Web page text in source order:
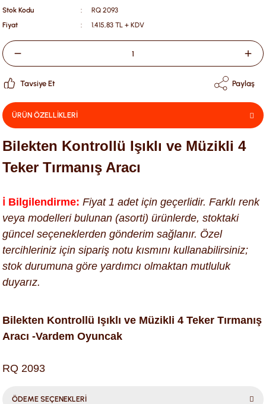
Stok Kodu
RQ 2093
Fiyat
1.415,83 TL + KDV
Tavsiye Et Paylaş
ÜRÜN ÖZELLİKLERİ
Bilekten Kontrollü Işıklı ve Müzikli 4
Teker Tırmanış Aracı
ℹ️ Bilgilendirme: Fiyat 1 adet için geçerlidir. Farklı renk
veya modelleri bulunan (asorti) ürünlerde, stoktaki
güncel seçeneklerden gönderim sağlanır. Özel
tercihleriniz için sipariş notu kısmını kullanabilirsiniz;
stok durumuna göre yardımcı olmaktan mutluluk
duyarız.
Bilekten Kontrollü Işıklı ve Müzikli 4 Teker Tırmanış
Aracı -Vardem Oyuncak
RQ 2093
ÖDEME SEÇENEKLERİ